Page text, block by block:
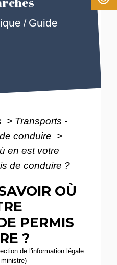
/ Guide
> Transports -
conduire >
en est votre
de conduire ?
OÙ
PERMIS
?
de l'information légale